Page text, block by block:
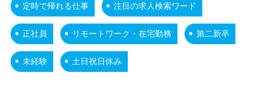
定時で帰れる仕事 注目の求人検索ワード
正社員 リモートワーク・在宅勤務 第二新卒
未経験 土日祝日休み